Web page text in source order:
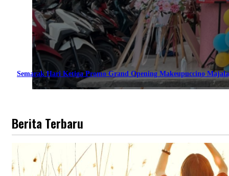
Semarak Hari Ketiga Promo Grand Opening Makeupuccino
Berita Terbaru